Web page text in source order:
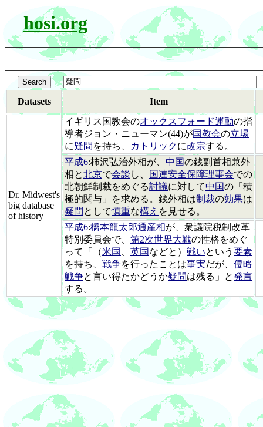
hosi.org
Datasets Item
Dr. Midwest's
big database
of history
イギリス国教会のオックスフォード運動の指
導者ジョン・ニューマン(44)が国教会の立場
に疑問 を持ち、 カトリックに改宗する。
平成6:柿沢弘治外相が、 中国の銭副首相兼外
相と北京で会談 し、 国連安全保障理事会での
北朝鮮制裁をめぐる討議に対して中国の「積
極的関与」を求める。銭外相は制裁の効果は
疑問 として慎重な構え を見せる。
平成6:橋本龍太郎通産相が、衆議院税制改革
特別委員会で、 第2次世界大戦の性格をめぐ
って「（米国 英国などと） 戦いという 要素
を持ち、 戦争を行ったことは事実だが、 侵略
戦争と言い得たかどうか疑問は残る」と発言
する。